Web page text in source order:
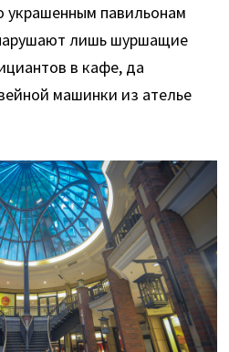
украшенным павильонам
лишь шуршащие
в кафе, да
машинки из ателье